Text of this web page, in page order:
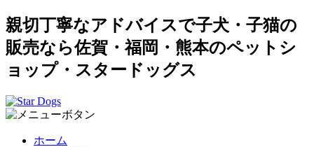
親切丁寧なアドバイスで子犬・子猫の
販売なら佐賀・福岡・熊本のペットシ
ョップ・スタードッグス
ホーム